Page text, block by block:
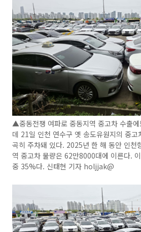
▲중동전쟁 여파로 중동지역 중고차 수출
데 21일 인천 연수구 옛 송도유원지의 중고
곡히 주차돼 있다. 2025년 한 해 동안 인천
역 중고차 물량은 62만8000대에 이른다.
중 35%다. 신태현 기자 holjjak@